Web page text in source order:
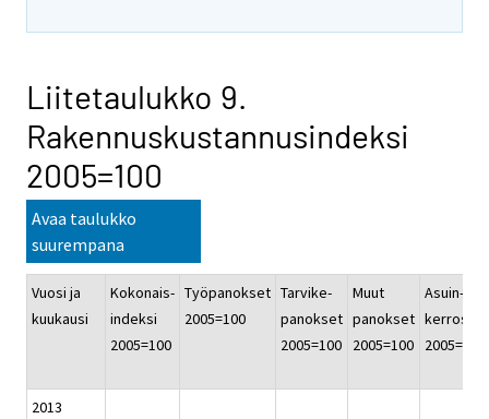
Liitetaulukko 9.
Rakennuskustannusindeksi
2005=100
Avaa taulukko
suurempana
Vuosi ja
kuukausi
Kokonais-
indeksi
2005=100
Työpanokset
2005=100
Tarvike-
panokset
2005=100
Muut
panokset
2005=100
Asuin-
2005=100
2013